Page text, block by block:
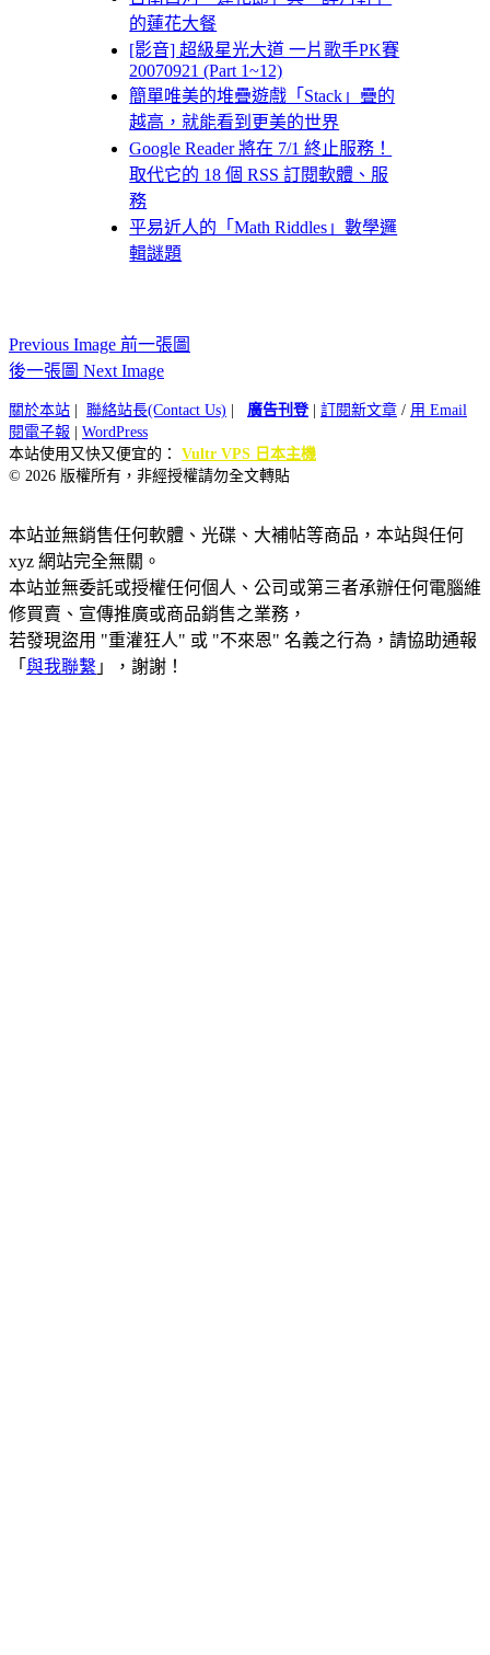
的蓮花大餐
[影音] 超級星光大道 一片歌手PK賽
20070921 (Part 1~12)
簡單唯美的堆疊遊戲「Stack」疊的
越高，就能看到更美的世界
Google Reader 將在 7/1 終止服務！
取代它的 18 個 RSS 訂閱軟體、服
務
平易近人的「Math Riddles」數學邏
輯謎題
Previous Image 前一張圖
後一張圖 Next Image
關於本站 聯絡站長(Contact Us) 廣告刊登| 訂閱新文章 / 用 Email
閱電子報
WordPress
本站使用又快又便宜的： Vultr VPS 日本主機
© 2026 版權所有，非經授權請勿全文轉貼
本站並無銷售任何軟體、光碟、大補帖等商品，本站與任何
xyz 網站完全無關。
本站並無委託或授權任何個人、公司或第三者承辦任何電腦維
修買賣、宣傳推廣或商品銷售之業務，
若發現盜用 "重灌狂人" 或 "不來恩" 名義之行為，請協助通報
「 與我聯繫 」，謝謝！